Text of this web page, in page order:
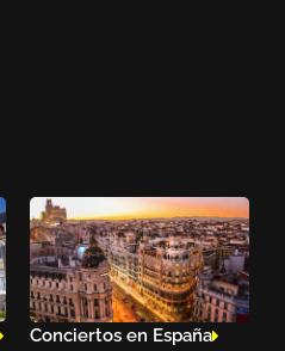
Conciertos en España